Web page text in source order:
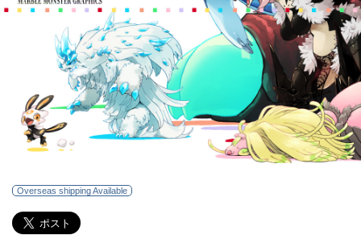
Overseas shipping Available